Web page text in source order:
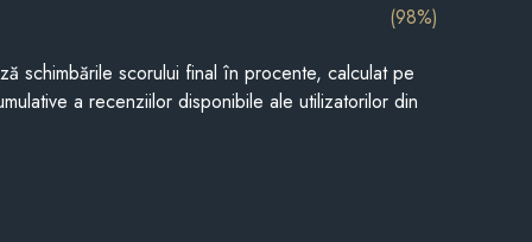
(98%)
schimbările scorului final în procente, calculat pe
a recenziilor disponibile ale utilizatorilor din